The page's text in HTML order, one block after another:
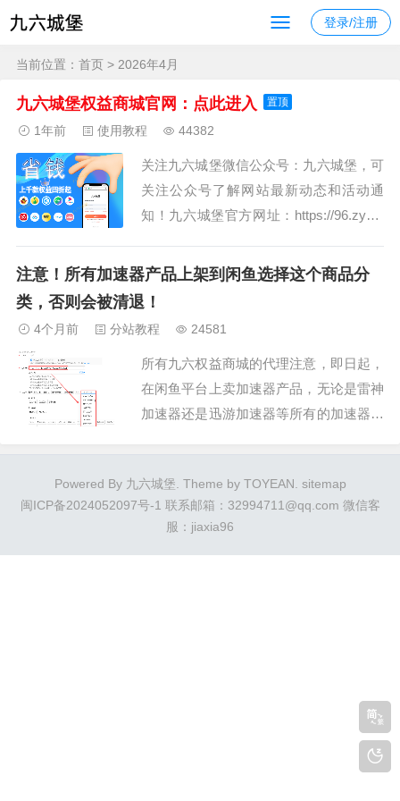
登录/注册
当前位置： 首页 > 2026年4月
九六城堡权益商城官网：点此进入 置顶
1年前 使用教程 44382
关注九六城堡微信公众号：九六城堡，可
关注公众号了解网站最新动态和活动通
知！九六城堡官方网址：https://96.zybk.
信号：jiaxia96，联系QQ：32994711网站
简介：九六城堡商城数千种数字权益产
读、交通出行、阅...
注意！所有加速器产品上架到闲鱼选择这个商品分
类，否则会被清退！
4个月前 分站教程 24581
所有九六权益商城的代理注意，即日起，
在闲鱼平台上卖加速器产品，无论是雷神
加速器还是迅游加速器等所有的加速器产
值，找到对应的加速器品牌通知所有下面
的】不能乱选，否则会被清退，请慎重！
以前在闲鱼上卖加速器产品你随便选分类
Powered By 九六城堡. Theme by TOYEAN. sitemap
闽ICP备2024052097号-1 联系邮箱：32994711@qq.com 微信客
服：jiaxia96